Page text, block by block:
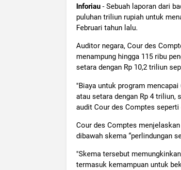
Inforiau - Sebuah laporan dari
puluhan triliun rupiah untuk
Februari tahun lalu.
Auditor negara, Cour des
menampung hingga 115 ribu
setara dengan Rp 10,2 triliun
"Biaya untuk program
atau setara dengan Rp 4 triliun,
audit Cour des Comptes
Cour des Comptes
dibawah skema “perlindungan
"Skema tersebut
termasuk kemampuan untuk